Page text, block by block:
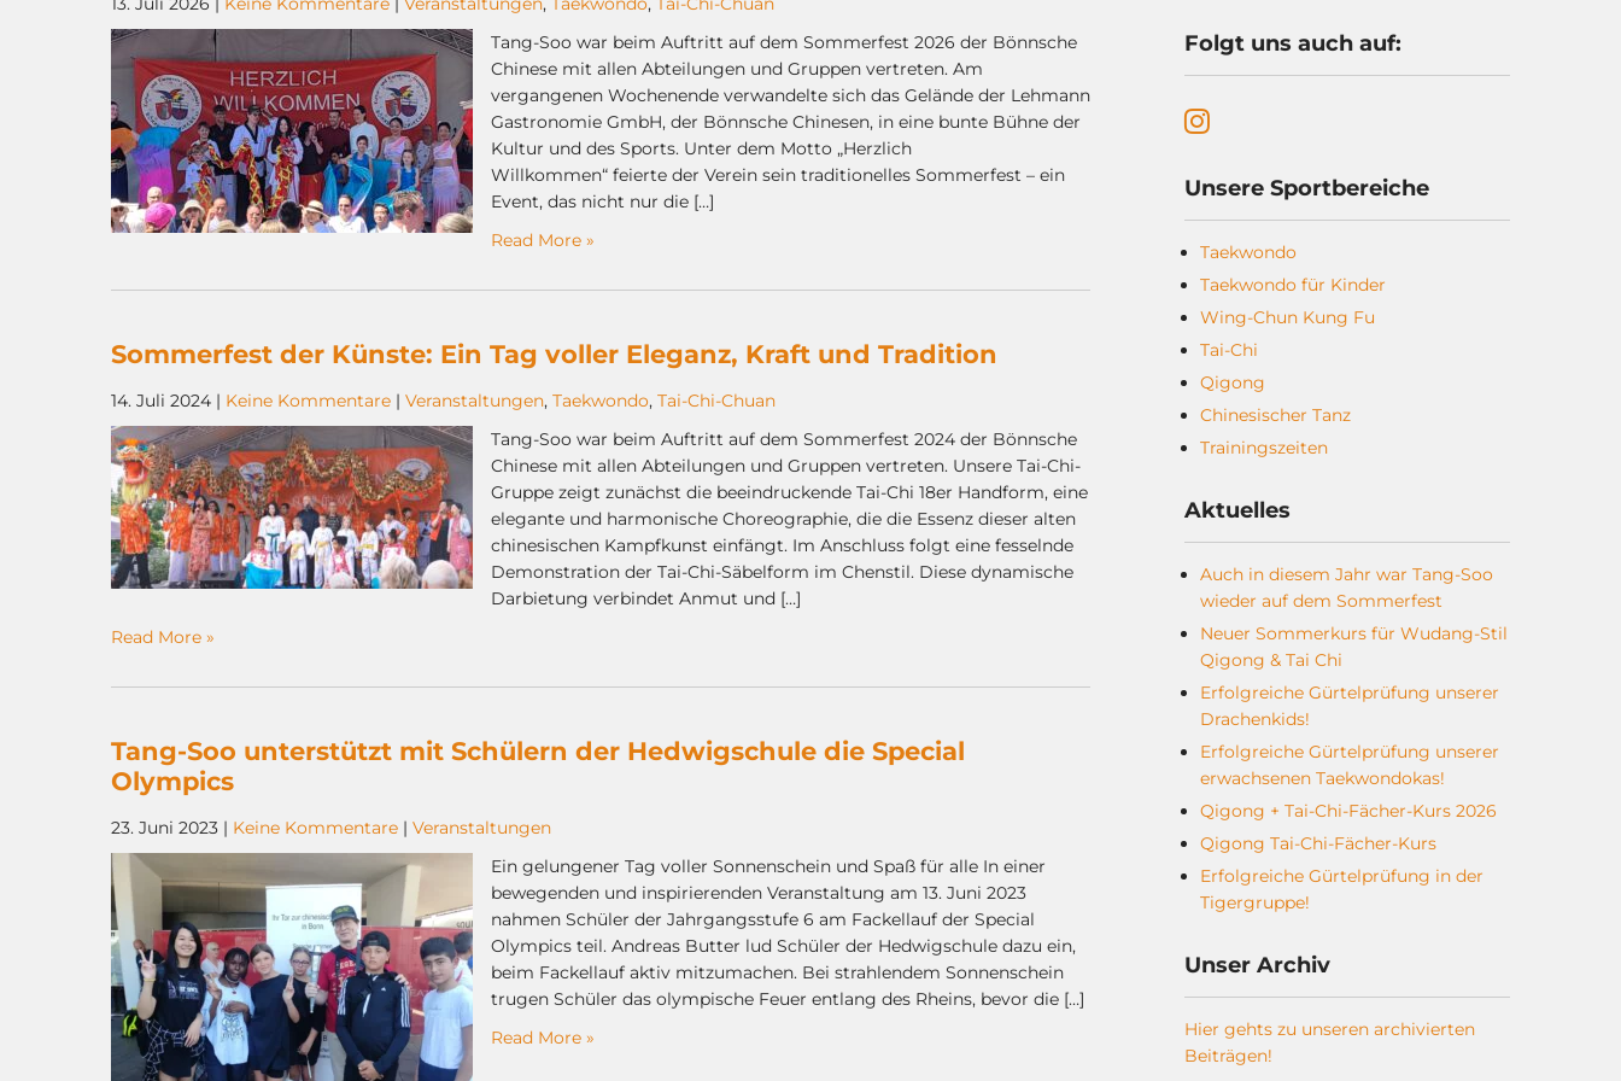
Tang-Soo war beim Auftritt auf dem Sommerfest 2026 der Bönnsche
Chinese mit allen Abteilungen und Gruppen vertreten. Am
vergangenen Wochenende verwandelte sich das Gelände der Lehmann
Gastronomie GmbH, der Bönnsche Chinesen, in eine bunte Bühne der
Kultur und des Sports. Unter dem Motto „Herzlich
Willkommen“ feierte der Verein sein traditionelles Sommerfest – ein
Event, das nicht nur die […]
Read More »
Sommerfest der Künste: Ein Tag voller Eleganz, Kraft und Tradition
14. Juli 2024 | Keine Kommentare | Veranstaltungen, Taekwondo, Tai-Chi-Chuan
Tang-Soo war beim Auftritt auf dem Sommerfest 2024 der Bönnsche
Chinese mit allen Abteilungen und Gruppen vertreten. Unsere Tai-Chi-
Gruppe zeigt zunächst die beeindruckende Tai-Chi 18er Handform, eine
elegante und harmonische Choreographie, die die Essenz dieser alten
chinesischen Kampfkunst einfängt. Im Anschluss folgt eine fesselnde
Demonstration der Tai-Chi-Säbelform im Chenstil. Diese dynamische
Darbietung verbindet Anmut und […]
Read More »
Tang-Soo unterstützt mit Schülern der Hedwigschule die Special
Olympics
23. Juni 2023 | Keine Kommentare | Veranstaltungen
Ein gelungener Tag voller Sonnenschein und Spaß für alle In einer
bewegenden und inspirierenden Veranstaltung am 13. Juni 2023
nahmen Schüler der Jahrgangsstufe 6 am Fackellauf der Special
Olympics teil. Andreas Butter lud Schüler der Hedwigschule dazu ein,
beim Fackellauf aktiv mitzumachen. Bei strahlendem Sonnenschein
trugen Schüler das olympische Feuer entlang des Rheins, bevor die […]
Read More »
Folgt uns auch auf:
Unsere Sportbereiche
Taekwondo
Taekwondo für Kinder
Wing-Chun Kung Fu
Tai-Chi
Qigong
Chinesischer Tanz
Trainingszeiten
Aktuelles
Auch in diesem Jahr war Tang-Soo
wieder auf dem Sommerfest
Neuer Sommerkurs für Wudang-Stil
Qigong & Tai Chi
Erfolgreiche Gürtelprüfung unserer
Drachenkids!
Erfolgreiche Gürtelprüfung unserer
erwachsenen Taekwondokas!
Qigong + Tai-Chi-Fächer-Kurs 2026
Qigong Tai-Chi-Fächer-Kurs
Erfolgreiche Gürtelprüfung in der
Tigergruppe!
Unser Archiv
Hier gehts zu unseren archivierten
Beiträgen!